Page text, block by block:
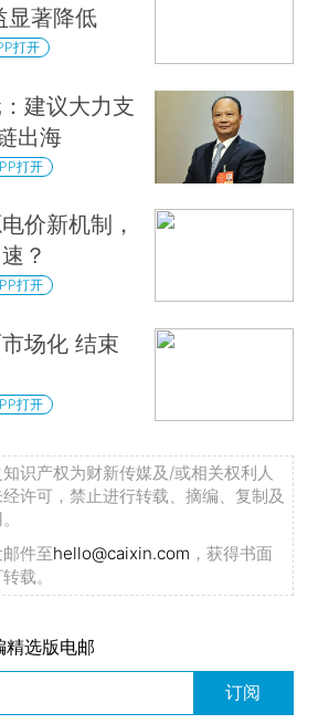
显著降低
打开
建议大力支
出海
打开
价新机制，
？
打开
场化 结束
打开
识产权为财新传媒及/或相关权利人
许可，禁止进行转载、摘编、复制及
件至hello@caixin.com ，获得书面
载。
精选版电邮
订阅